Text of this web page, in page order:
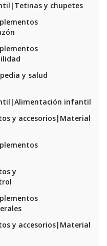
y chupetes
y salud
infantil
y accesorios|Material
y
y accesorios|Material